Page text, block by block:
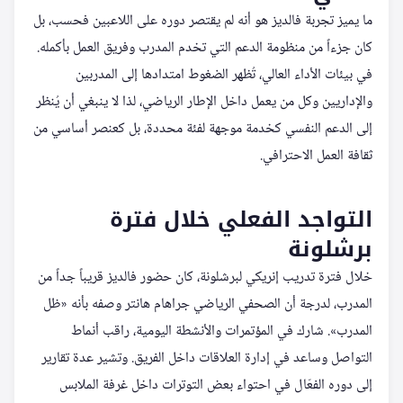
ما يميز تجربة فالديز هو أنه لم يقتصر دوره على اللاعبين فحسب، بل
كان جزءاً من منظومة الدعم التي تخدم المدرب وفريق العمل بأكمله.
في بيئات الأداء العالي، تُظهر الضغوط امتدادها إلى المدربين
والإداريين وكل من يعمل داخل الإطار الرياضي، لذا لا ينبغي أن يُنظر
إلى الدعم النفسي كخدمة موجهة لفئة محددة، بل كعنصر أساسي من
ثقافة العمل الاحترافي.
التواجد الفعلي خلال فترة
برشلونة
خلال فترة تدريب إنريكي لبرشلونة، كان حضور فالديز قريباً جداً من
المدرب، لدرجة أن الصحفي الرياضي جراهام هانتر وصفه بأنه «ظل
المدرب». شارك في المؤتمرات والأنشطة اليومية، راقب أنماط
التواصل وساعد في إدارة العلاقات داخل الفريق. وتشير عدة تقارير
إلى دوره الفعّال في احتواء بعض التوترات داخل غرفة الملابس